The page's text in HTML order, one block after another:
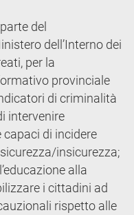
del
dell’Interno dei
per la
provinciale
di criminalità
intervenire
di incidere
insicurezza;
alla
i cittadini ad
rispetto alle